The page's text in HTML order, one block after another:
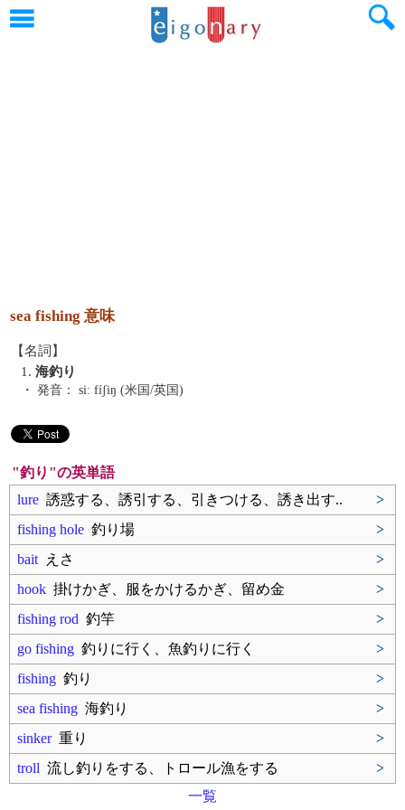
sea fishing 意味
【名詞】
1. 海釣り
・ 発音： siː fíʃiŋ (米国/英国)
"釣り"の英単語
lure 誘惑する、誘引する、引きつける、誘き出す..
>
fishing hole 釣り場
>
bait えさ
>
hook 掛けかぎ、服をかけるかぎ、留め金
>
fishing rod 釣竿
>
go fishing 釣りに行く、魚釣りに行く
>
fishing 釣り
>
sea fishing 海釣り
>
sinker重り
>
troll 流し釣りをする、トロール漁をする
>
一覧